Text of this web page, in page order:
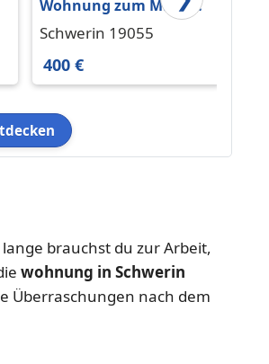
Wohnung zum Mieten
in Schwerin 400 € 38 m²
Schwerin 19055
400 €
brauchst du zur Arbeit,
wohnung in Schwerin
Überraschungen nach dem